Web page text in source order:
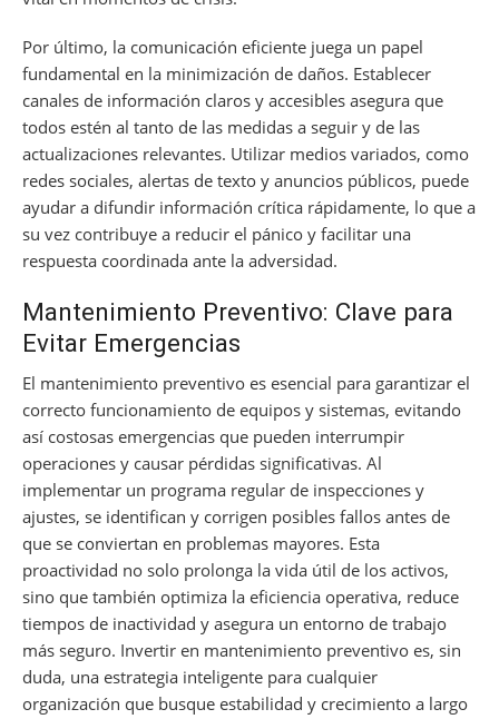
Por último, la comunicación eficiente juega un papel
fundamental en la minimización de daños. Establecer
canales de información claros y accesibles asegura que
todos estén al tanto de las medidas a seguir y de las
actualizaciones relevantes. Utilizar medios variados, como
redes sociales, alertas de texto y anuncios públicos, puede
ayudar a difundir información crítica rápidamente, lo que a
su vez contribuye a reducir el pánico y facilitar una
respuesta coordinada ante la adversidad.
Mantenimiento Preventivo: Clave para
Evitar Emergencias
El mantenimiento preventivo es esencial para garantizar el
correcto funcionamiento de equipos y sistemas, evitando
así costosas emergencias que pueden interrumpir
operaciones y causar pérdidas significativas. Al
implementar un programa regular de inspecciones y
ajustes, se identifican y corrigen posibles fallos antes de
que se conviertan en problemas mayores. Esta
proactividad no solo prolonga la vida útil de los activos,
sino que también optimiza la eficiencia operativa, reduce
tiempos de inactividad y asegura un entorno de trabajo
más seguro. Invertir en mantenimiento preventivo es, sin
duda, una estrategia inteligente para cualquier
organización que busque estabilidad y crecimiento a largo